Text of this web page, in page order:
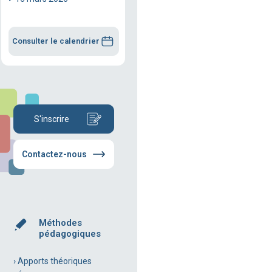
Consulter le calendrier
S'inscrire
Contactez-nous
Méthodes
pédagogiques
› Apports théoriques